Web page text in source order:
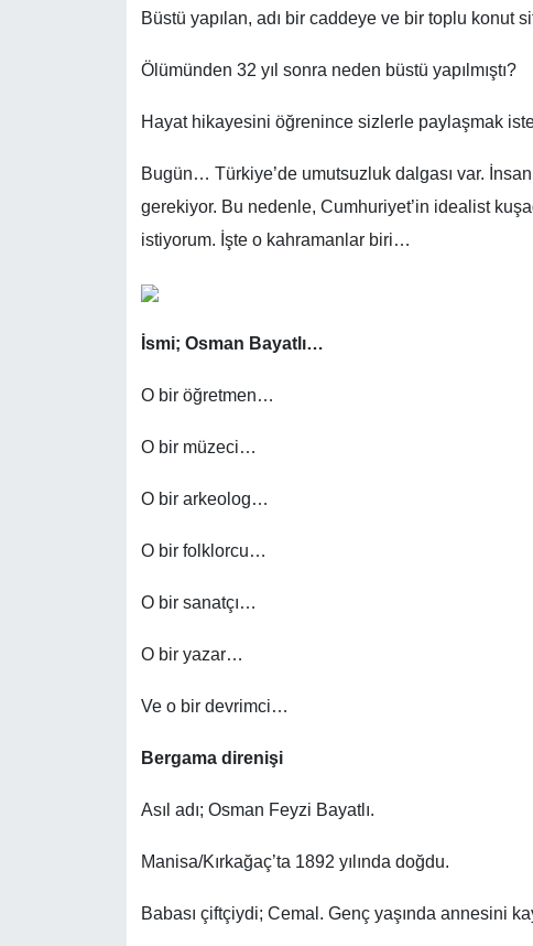
Büstü yapılan, adı bir caddeye ve bir toplu konut
Ölümünden 32 yıl sonra neden büstü yapılmıştı?
Hayat hikayesini öğrenince sizlerle paylaşmak
Bugün… Türkiye’de umutsuzluk dalgası var.
gerekiyor. Bu nedenle, Cumhuriyet’in idealist
istiyorum. İşte o kahramanlar biri…
İsmi; Osman Bayatlı…
O bir öğretmen…
O bir müzeci…
O bir arkeolog…
O bir folklorcu…
O bir sanatçı…
O bir yazar…
Ve o bir devrimci…
Bergama direnişi
Asıl adı; Osman Feyzi Bayatlı.
Manisa/Kırkağaç’ta 1892 yılında doğdu.
Babası çiftçiydi; Cemal. Genç yaşında annesini